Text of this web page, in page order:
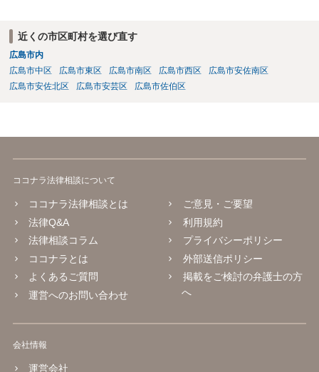
近くの市区町村を選び直す
広島市内
広島市中区
広島市東区 広島市南区 広島市西区
広島市安佐南区
広島市安佐北区
広島市安芸区 広島市佐伯区
ココナラ法律相談について
ココナラ法律相談とは
法律Q&A
法律相談コラム
ココナラとは
よくあるご質問
運営へのお問い合わせ
ご意見・ご要望
利用規約
プライバシーポリシー
外部送信ポリシー
掲載をご検討の弁護士の方
へ
会社情報
運営会社